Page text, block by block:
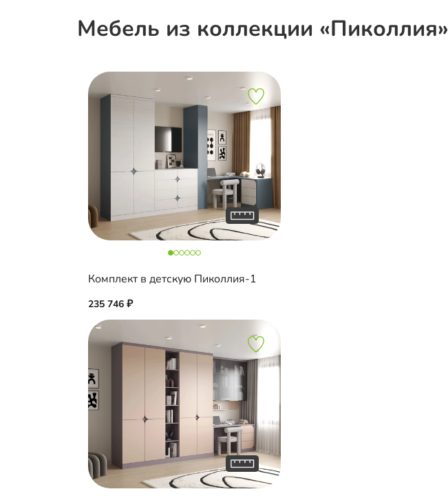
Мебель из коллекции «Пиколлия»
Комплект в детскую Пиколлия-1
235 746